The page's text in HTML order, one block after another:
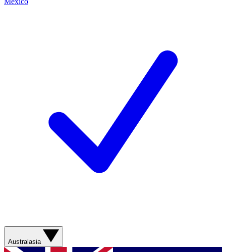
Australasia